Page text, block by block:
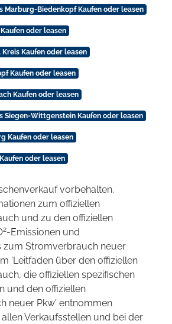
Marburg-Biedenkopf Kaufen oder leasen
oder leasen
Kaufen oder leasen
Kaufen oder leasen
Kaufen oder leasen
Siegen-Wittgenstein Kaufen oder leasen
Kaufen oder leasen
oder leasen
vorbehalten.
zum offiziellen
und zu den offiziellen
2-Emissionen und
zum Stromverbrauch neuer
'Leitfaden über den offiziellen
die offiziellen spezifischen
und den offiziellen
neuer Pkw' entnommen
Verkaufsstellen und bei der